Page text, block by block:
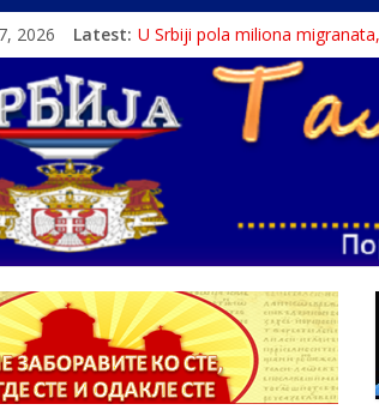
2026 Latest: U Srbiji pola miliona
Како је „Господар књига“
Čije je pravo na istinu o Nikoli
Srbin zaspao na Dunavu, reka
Politika i seks glavne teme